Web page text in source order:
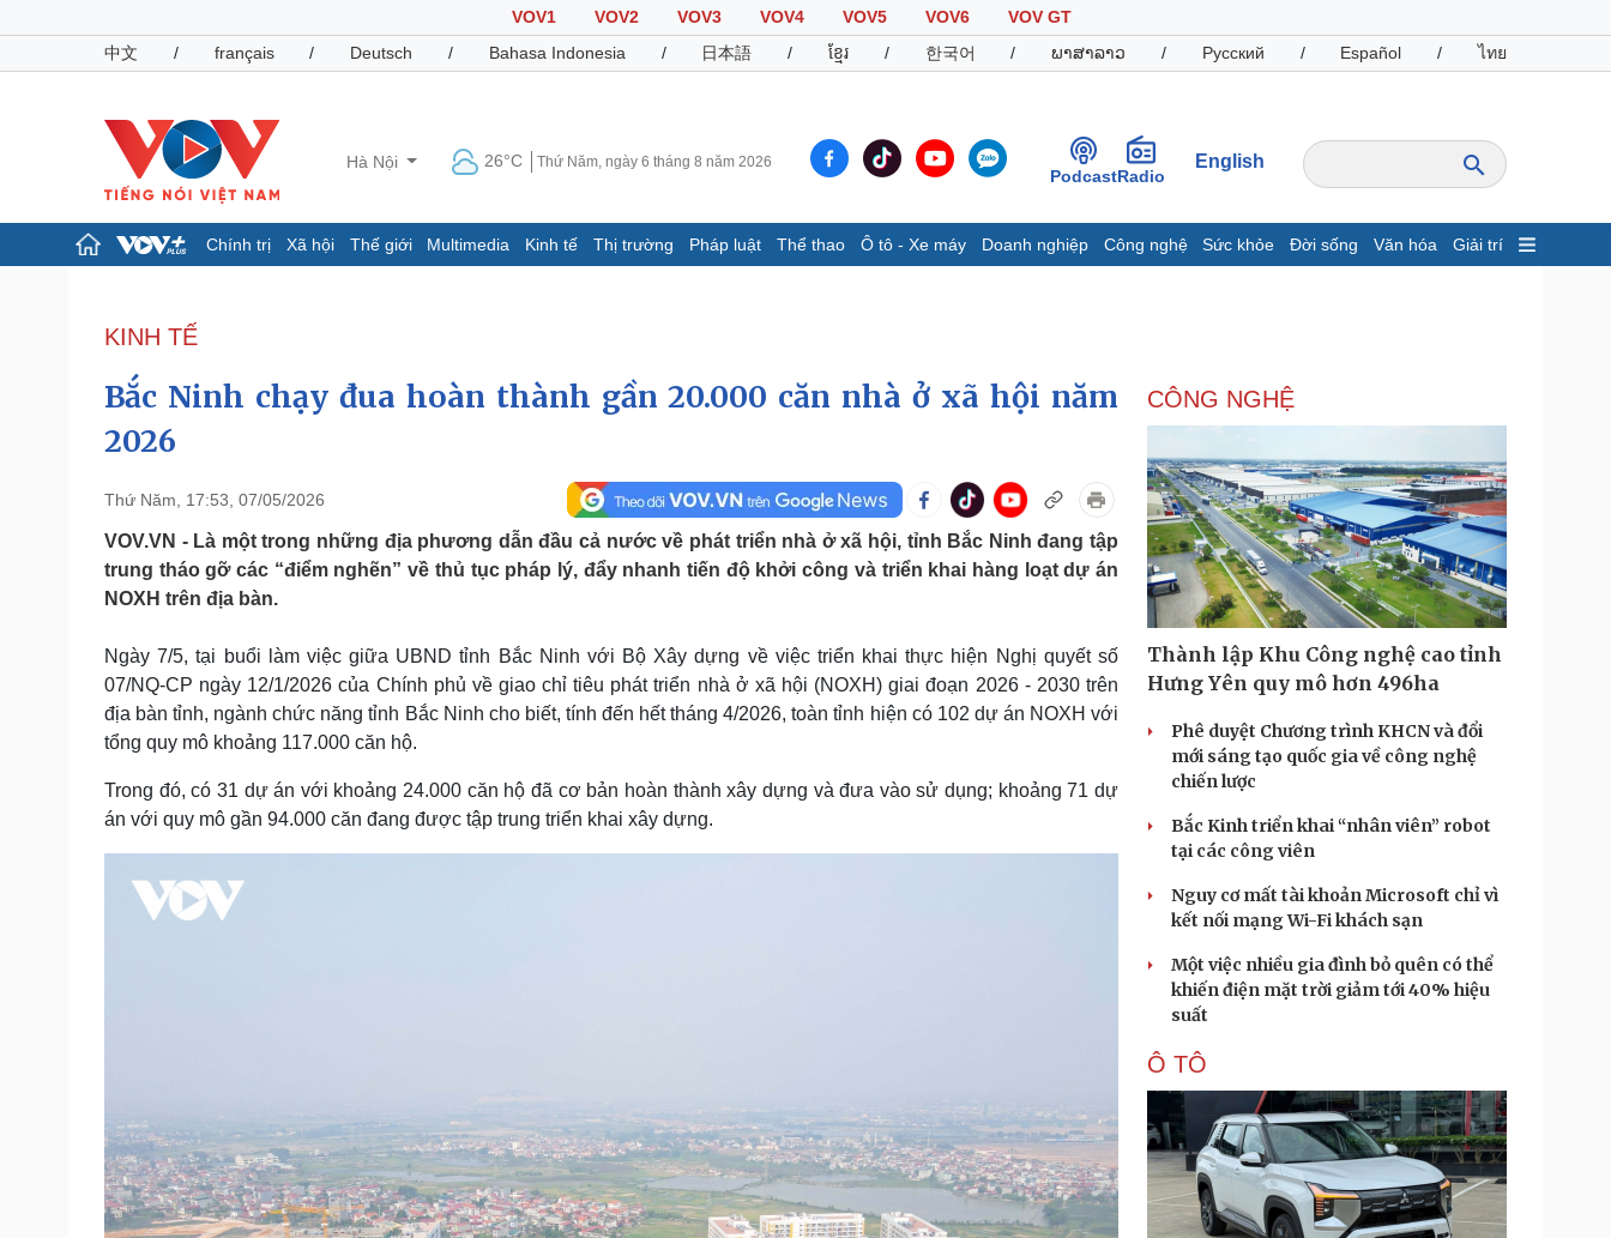
VOV1 VOV2 VOV3 VOV4 VOV5 VOV6
VOV GT
中文
/ français / Deutsch / Bahasa Indonesia / 日本語 / ខ្មែរ / 한국어 / ພາສາລາວ / Русский / Español / ไทย
Hà Nội 26°C Thứ Năm, ngày 6 tháng 8 năm 2026
PodcastRadio
English
Chính trị Xã hội Thế giới Multimedia Kinh tế Thị trường Pháp luật Thể thao Ô tô - Xe máy Doanh nghiệp Công nghệ Sức khỏe Đời sống Văn hóa Giải trí
Đảng
Tổ chức nhân sự
Quốc hội
Nhận diện sự thật
Dấu ấn VOV
Hồ sơ
Infographic
Giá cà phê
Pháp luật
Tin nóng
Tư vấn luật
Việt Nam
Phân tích
Thể thao
Lịch thi đấu bóng đá
Thế giới thể thao
Ô tô - Xe máy
Xe máy
Tư vấn
Doanh nghiệp
Thông tin doanh nghiệp
Doanh nghiệp 24h
Doanh nhân
Vì cộng đồng
Công nghệ
Sành điệu
Tin Công nghệ
Trải nghiệm
Chuyển đổi số
Sức khỏe
Dinh dưỡng - món ngon
Cây thuốc
Sản phụ khoa
Nam khoa
Làm đẹp - giảm cân
Phòng mạch online
Đời sống
Blog
Tình yêu - Gia đình
Văn hóa
Sân khấu - Điện ảnh
Văn học
Giải trí
Nghệ sĩ
Thời trang
Du lịch
Săn Tour
Podcast
Đọc truyện đêm khuya
Cửa sổ tình yêu
Cải chính
KINH TẾ
Bắc Ninh chạy đua hoàn thành gần 20.000 căn nhà ở xã hội năm
2026
Thứ Năm, 17:53, 07/05/2026
VOV.VN - Là một trong những địa phương dẫn đầu cả nước về phát triển nhà ở xã hội, tỉnh Bắc Ninh đang tập
trung tháo gỡ các “điểm nghẽn” về thủ tục pháp lý, đẩy nhanh tiến độ khởi công và triển khai hàng loạt dự án
NOXH trên địa bàn.
Ngày 7/5, tại buổi làm việc giữa UBND tỉnh Bắc Ninh với Bộ Xây dựng về việc triển khai thực hiện Nghị quyết số
07/NQ-CP ngày 12/1/2026 của Chính phủ về giao chỉ tiêu phát triển nhà ở xã hội (NOXH) giai đoạn 2026 - 2030 trên
địa bàn tỉnh, ngành chức năng tỉnh Bắc Ninh cho biết, tính đến hết tháng 4/2026, toàn tỉnh hiện có 102 dự án NOXH với
tổng quy mô khoảng 117.000 căn hộ.
Trong đó, có 31 dự án với khoảng 24.000 căn hộ đã cơ bản hoàn thành xây dựng và đưa vào sử dụng; khoảng 71 dự
án với quy mô gần 94.000 căn đang được tập trung triển khai xây dựng.
CÔNG NGHỆ
Thành lập Khu Công nghệ cao tỉnh
Hưng Yên quy mô hơn 496ha
Phê duyệt Chương trình KHCN và đổi
mới sáng tạo quốc gia về công nghệ
chiến lược
Bắc Kinh triển khai “nhân viên” robot
tại các công viên
Nguy cơ mất tài khoản Microsoft chỉ vì
kết nối mạng Wi-Fi khách sạn
Một việc nhiều gia đình bỏ quên có thể
khiến điện mặt trời giảm tới 40% hiệu
suất
Ô TÔ